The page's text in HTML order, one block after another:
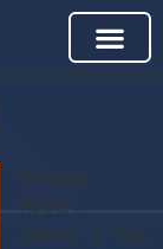
Gergely
Róbert,
amikor a Váci